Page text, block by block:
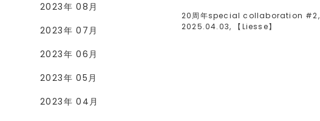
2023年 08月
2023年 07月
2023年 06月
2023年 05月
2023年 04月
20周年special collaboration #2,
2025.04.03, 【Liesse】